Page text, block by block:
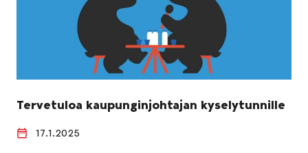
Tervetuloa kaupunginjohtajan kyselytunnille
17.1.2025